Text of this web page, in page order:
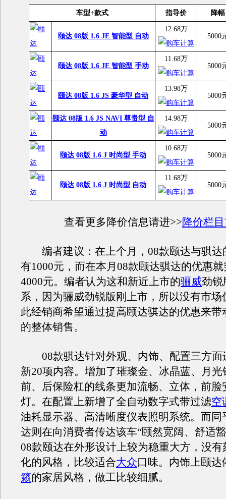
车型+款式 指导价 降幅
颐达 08版 1.6 JE 智能型 自动
12.68万
5000
颐达 08版 1.6 JE 智能型 手动
11.68万
5000
颐达 08版 1.6 JS 豪华型 自动
13.98万
5000
颐达 08版 1.6 JS NAVI 尊贵型 自
动
14.98万
5000
颐达 08版 1.6 J 时尚型 手动
10.68万
5000
颐达 08版 1.6 J 时尚型 自动
11.68万
5000
查看更多降价信息请进>>降价栏
编者建议：在上个月，08款颐达与骐达
有1000元，而在本月08款颐达骐达的优惠
4000元。编者认为这和新近上市的骊威劲锐
系，因为骊威劲锐版刚上市，所以没有市场
此经销商希望通过提高颐达骐达的优惠来带
的整体销售。
08款骐达针对外观、内饰、配置三方面
新20项内容。增加了璀璨金、冰晶蓝、月
前、后保险杠的线条更加流畅、立体，前脸
灯。在配置上新增了全自动数字式带过滤空
油耗显示器、高清晰度仪表照明系统。而同
达则在向消费者传达该车“颐然宽阔、舒适
08款颐达在外形设计上较为稳重大方，没
化的风格，比较适合大众口味。内饰上颐达
籁的家居风格，做工比较细腻。